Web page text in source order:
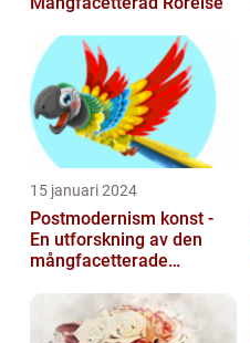
15 januari 2024
Postmodernism konst -
En utforskning av den
mångfacetterade